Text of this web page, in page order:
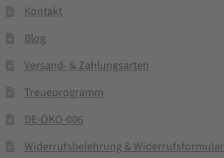
Kontakt
Blog
Versand- & Zahlungsarten
Treueprogramm
DE-ÖKO-006
Widerrufsbelehrung & Widerrufsformular